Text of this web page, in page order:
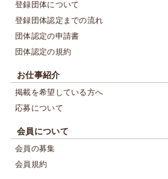
登録団体について
登録団体認定までの流れ
団体認定の申請書
団体認定の規約
お仕事紹介
掲載を希望している方へ
応募について
会員について
会員の募集
会員規約